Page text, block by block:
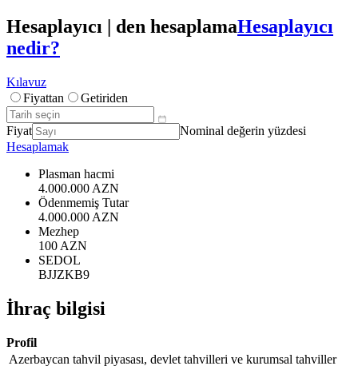
Hesaplayıcı | den hesaplamaHesaplayıcı
nedir?
Kılavuz
Fiyattan
Getiriden
Fiyat
Nominal değerin yüzdesi
Hesaplamak
Plasman hacmi
4.000.000 AZN
Ödenmemiş Tutar
4.000.000 AZN
Mezhep
100 AZN
SEDOL
BJJZKB9
İhraç bilgisi
Profil
Azerbaycan tahvil piyasası, devlet tahvilleri ve kurumsal tahviller